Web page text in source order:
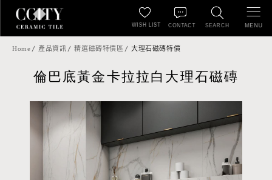
SEARCH
WISH LIST CONTACT MENU
Home 產品資訊 精選磁磚特價區 大理石磁磚特價
倫巴底黃金卡拉拉白大理石磁磚